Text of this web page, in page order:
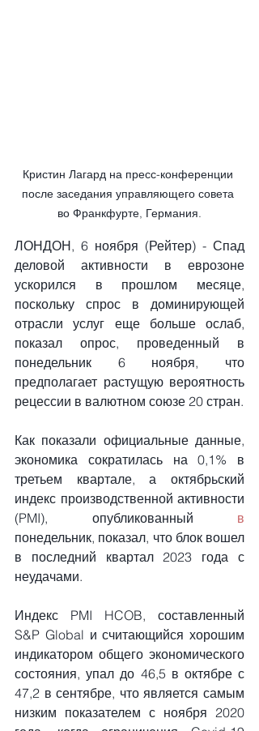
Кристин Лагард на пресс-конференции
после заседания управляющего совета
во Франкфурте, Германия.
ЛОНДОН, 6 ноября (Рейтер) - Спад
деловой активности в еврозоне
ускорился в прошлом месяце,
поскольку спрос в доминирующей
отрасли услуг еще больше ослаб,
показал опрос, проведенный в
понедельник 6 ноября, что
предполагает растущую вероятность
рецессии в валютном союзе 20 стран.
Как показали официальные данные,
экономика сократилась на 0,1% в
третьем квартале, а октябрьский
индекс производственной активности
(PMI), опубликованный в
понедельник, показал, что блок вошел
в последний квартал 2023 года с
неудачами.
Индекс PMI HCOB, составленный
S&P Global и считающийся хорошим
индикатором общего экономического
состояния, упал до 46,5 в октябре с
47,2 в сентябре, что является самым
низким показателем с ноября 2020